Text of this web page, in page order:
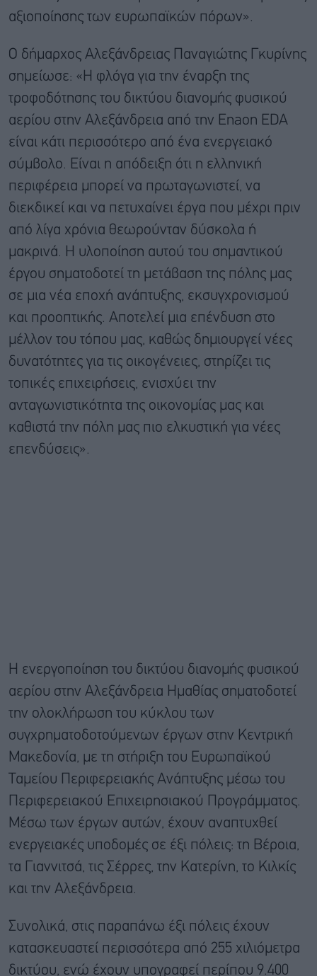
αξιοποίησης των ευρωπαϊκών πόρων».
Ο δήμαρχος Αλεξάνδρειας Παναγιώτης Γκυρίνης
σημείωσε: «Η φλόγα για την έναρξη της
τροφοδότησης του δικτύου διανομής φυσικού
αερίου στην Αλεξάνδρεια από την Enaon EDA
είναι κάτι περισσότερο από ένα ενεργειακό
σύμβολο. Είναι η απόδειξη ότι η ελληνική
περιφέρεια μπορεί να πρωταγωνιστεί, να
διεκδικεί και να πετυχαίνει έργα που μέχρι πριν
από λίγα χρόνια θεωρούνταν δύσκολα ή
μακρινά. Η υλοποίηση αυτού του σημαντικού
έργου σηματοδοτεί τη μετάβαση της πόλης μας
σε μια νέα εποχή ανάπτυξης, εκσυγχρονισμού
και προοπτικής. Αποτελεί μια επένδυση στο
μέλλον του τόπου μας, καθώς δημιουργεί νέες
δυνατότητες για τις οικογένειες, στηρίζει τις
τοπικές επιχειρήσεις, ενισχύει την
ανταγωνιστικότητα της οικονομίας μας και
καθιστά την πόλη μας πιο ελκυστική για νέες
επενδύσεις».
Η ενεργοποίηση του δικτύου διανομής φυσικού
αερίου στην Αλεξάνδρεια Ημαθίας σηματοδοτεί
την ολοκλήρωση του κύκλου των
συγχρηματοδοτούμενων έργων στην Κεντρική
Μακεδονία, με τη στήριξη του Ευρωπαϊκού
Ταμείου Περιφερειακής Ανάπτυξης μέσω του
Περιφερειακού Επιχειρησιακού Προγράμματος.
Μέσω των έργων αυτών, έχουν αναπτυχθεί
ενεργειακές υποδομές σε έξι πόλεις: τη Βέροια,
τα Γιαννιτσά, τις Σέρρες, την Κατερίνη, το Κιλκίς
και την Αλεξάνδρεια.
Συνολικά, στις παραπάνω έξι πόλεις έχουν
κατασκευαστεί περισσότερα από 255 χιλιόμετρα
δικτύου, ενώ έχουν υπογραφεί περίπου 9.400